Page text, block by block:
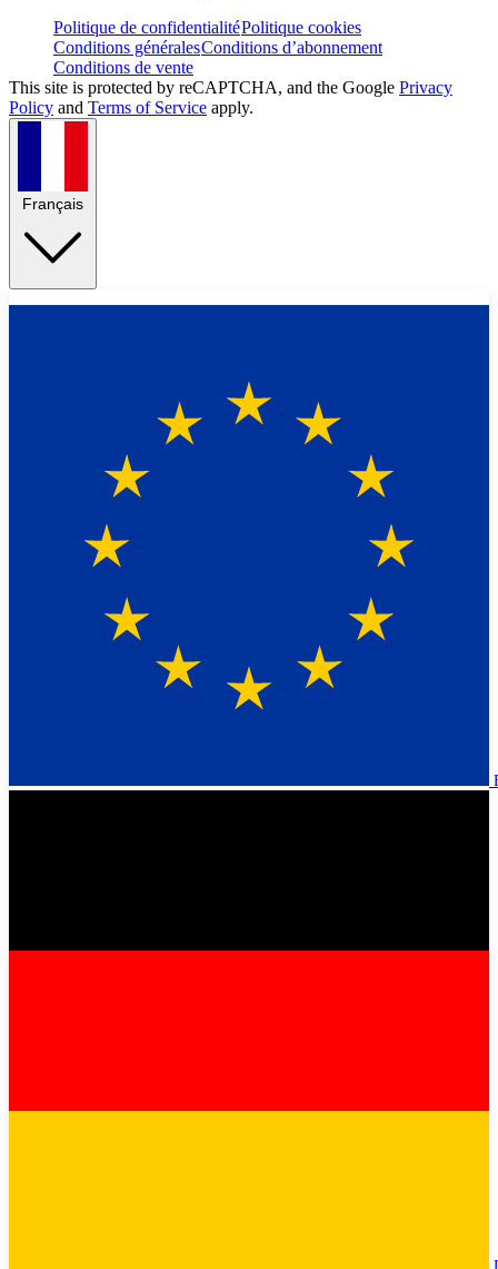
Politique de confidentialitéPolitique cookies
Conditions généralesConditions d’abonnement
Conditions de vente
This site is protected by reCAPTCHA, and the Google Privacy
Policy and Terms of Service apply.
Français